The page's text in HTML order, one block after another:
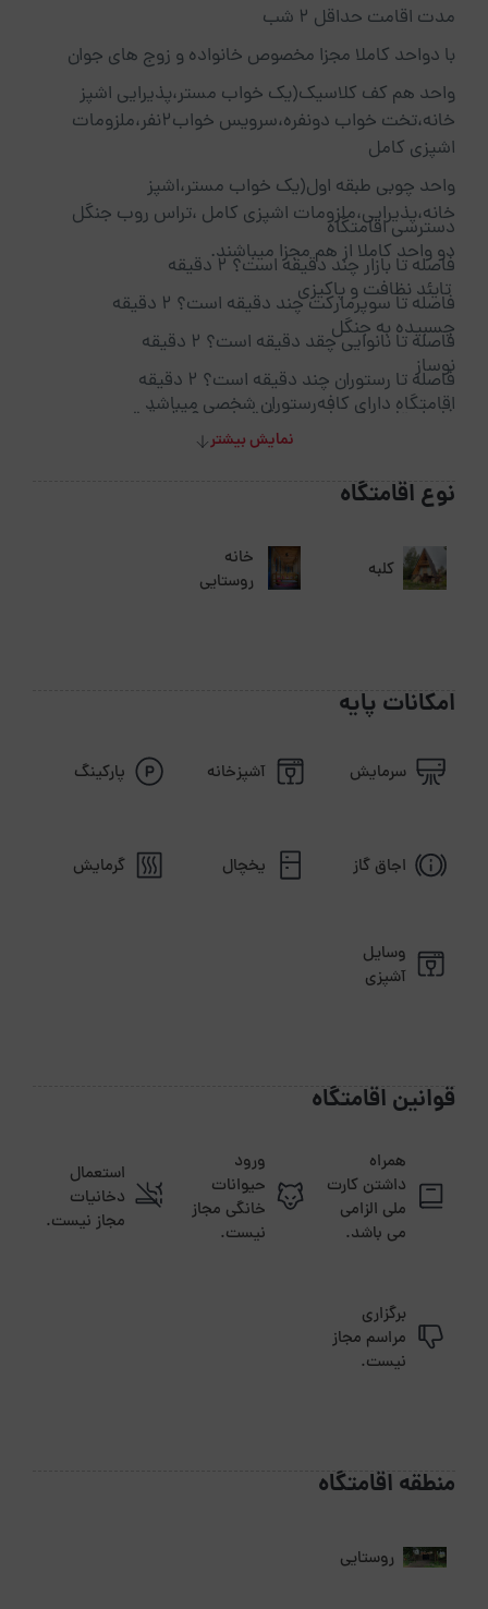
مدت اقامت حداقل 2 شب
با دواحد کاملا مجزا مخصوص خانواده و زوج های جوان
واحد هم کف کلاسیک(یک خواب مستر،پذیرایی اشپز
خانه،تخت خواب دونفره،سرویس خواب۲نفر،ملزومات
اشپزی کامل
واحد چوبی طبقه اول(یک خواب مستر،اشپز
خانه،پذیرایی،ملزومات اشپزی کامل ،تراس رو‌ب جنگل
دو واحد کاملا از هم مجزا میباشند.
تایئد نظافت و پاکیزی
چسبیده به جنگل
نوساز
اقامتگاه دارای کافه‌رستوران شخصی میباشد
سفارش انواع غذاهای محلی پذیرفته میشود
دسترسی اقامتگاه
فاصله تا بازار چند دقیقه است؟ 2 دقیقه
فاصله تا سوپرمارکت چند دقیقه است؟ 2 دقیقه
فاصله تا نانوایی چقد دقیقه است؟ 2 دقیقه
فاصله تا رستوران چند دقیقه است؟ 2 دقیقه
فاصله تا بیمارستان چنددقیقه است؟ 10 دقیقه
فاصله تا کافی شاپ چنددقیقه است؟ 10 دقیقه
فاصله تا پاساژ چنددقیقه است؟ 10 دقیقه
فاصله تا جنگل چنددقیقه است؟ 1 دقیقه
فاصله تا فرودگاه چنددقیقه است؟45 دقیقه
دقیقه
فاصله تا شهر یا خارج شهرچند دقیقه است؟ 10 دقیقه
نمایش بیشتر
نوع اقامتگاه
کلبه
خانه
روستایی
امکانات پایه
سرمایش آشپزخانه پارکینگ
اجاق گاز یخچال گرمایش
وسایل
آشپزی
قوانین اقامتگاه
همراه
داشتن کارت
ملی الزامی
می باشد.
ورود
حیوانات
خانگی مجاز
نیست.
استعمال
دخانیات
مجاز نیست.
برگزاری
مراسم مجاز
نیست.
منطقه اقامتگاه
روستایی